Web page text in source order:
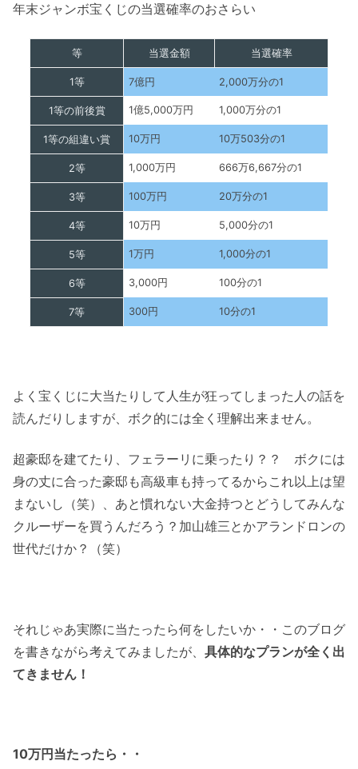
年末ジャンボ宝くじの当選確率のおさらい
等 当選金額 当選確率
1等 7億円 2,000万分の1
1等の前後賞 1億5,000万円 1,000万分の1
1等の組違い賞 10万円 10万503分の1
2等 1,000万円 666万6,667分の1
3等 100万円 20万分の1
4等 10万円 5,000分の1
5等 1万円 1,000分の1
6等 3,000円 100分の1
7等 300円 10分の1
よく宝くじに大当たりして人生が狂ってしまった人の話を
読んだりしますが、ボク的には全く理解出来ません。
超豪邸を建てたり、フェラーリに乗ったり？？ ボクには
身の丈に合った豪邸も高級車も持ってるからこれ以上は望
まないし（笑）、あと慣れない大金持つとどうしてみんな
クルーザーを買うんだろう？加山雄三とかアランドロンの
世代だけか？（笑）
それじゃあ実際に当たったら何をしたいか・・このブログ
を書きながら考えてみましたが、 具体的なプランが全く出
てきません！
10万円当たったら・・